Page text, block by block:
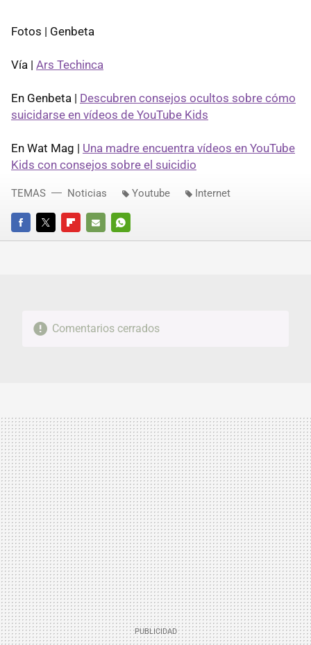
Fotos | Genbeta
Vía | Ars Techinca
En Genbeta | Descubren consejos ocultos sobre cómo
suicidarse en vídeos de YouTube Kids
En Wat Mag | Una madre encuentra vídeos en YouTube
Kids con consejos sobre el suicidio
FACEBOOKTWITTERFLIPBOARD
E-
WHATSAPP
TEMAS Noticias Youtube Internet
Comentarios cerrados